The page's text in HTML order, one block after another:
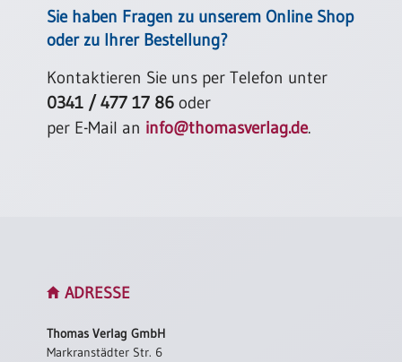
Sie haben Fragen zu unserem Online Shop
oder zu Ihrer Bestellung?
Kontaktieren Sie uns per Telefon unter
0341 / 477 17 86 oder
per E-Mail an info@thomasverlag.de.
ADRESSE
Thomas Verlag GmbH
Markranstädter Str. 6